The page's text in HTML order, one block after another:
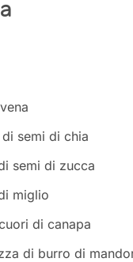
semi di chia
semi di zucca
miglio
di canapa
di burro di